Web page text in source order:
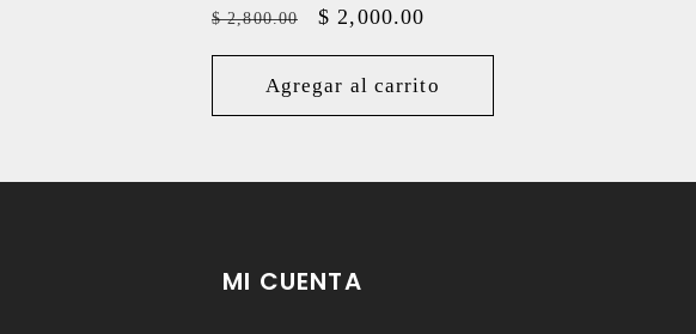
Precio
$ 2,800.00
Precio
oferta
$ 2,000.00
Agregar al carrito
MI CUENTA